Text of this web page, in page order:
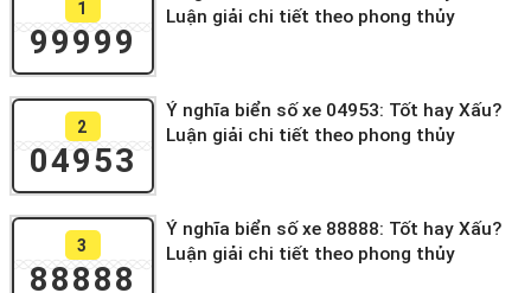
1
99999
Luận giải chi tiết theo phong thủy
2
04953
Ý nghĩa biển số xe 04953: Tốt hay Xấu?
Luận giải chi tiết theo phong thủy
3
88888
Ý nghĩa biển số xe 88888: Tốt hay Xấu?
Luận giải chi tiết theo phong thủy